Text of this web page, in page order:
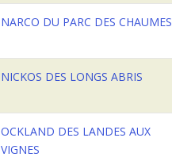
NARCO DU PARC DES CHAUMES
NICKOS DES LONGS ABRIS
OCKLAND DES LANDES AUX
VIGNES